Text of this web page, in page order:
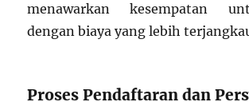
menawarkan kesempatan
dengan biaya yang lebih
Proses Pendaftaran dan